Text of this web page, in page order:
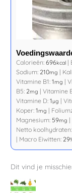
Calorieën:696kcal |
Sodium: 210mg |
Vitamine B1:1mg |
B5: 2mg |Vitamine
Vitamine D:1µg |
Koper:1mg |
Magnesium: 59mg |
Netto
| Macro Eiwitten: 29
Dit vind je